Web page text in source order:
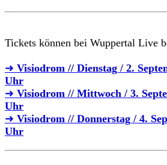
Tickets können bei Wuppertal Live
➜ Visiodrom // Dienstag / 2.
Uhr
➜ Visiodrom // Mittwoch / 3.
Uhr
➜ Visiodrom // Donnerstag / 4.
Uhr